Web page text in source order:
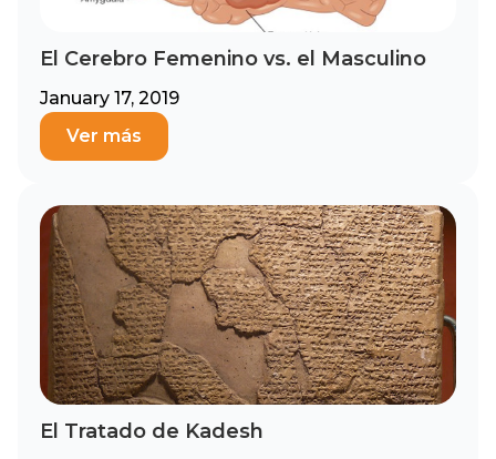
El Cerebro Femenino vs. el Masculino
January 17, 2019
Ver más
El Tratado de Kadesh